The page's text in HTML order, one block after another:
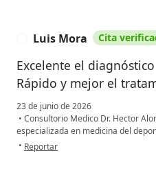
Luis Mora Cita
Excelente el diagnóstico
Rápido y mejor el
23 de junio de 2026
• Consultorio Medico Dr. Hector
especializada en medicina del
• en opinión del usuario Luis Mora
Reportar